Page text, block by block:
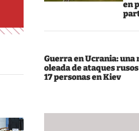
en
Guerra en Ucrania: una
oleada de ataques
17 personas en Kiev